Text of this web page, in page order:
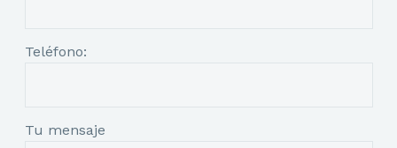
Teléfono:
Tu mensaje